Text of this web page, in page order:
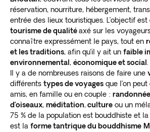
réservation, nourriture, hébergement,
entrée des lieux touristiques. L’objectif est
tourisme de qualitéaxé sur les
connaître expressément le pays, tout en
et les traditions, afin qu’il y ait un faible
environnemental , économique et social
Il y a de nombreuses raisons de faire une
différents types de voyages que l’on
amis, en famille ou en couple : randonnée
d’oiseaux, méditation, culture ou un
75 % de la population est bouddhiste et
est la forme tantrique du bouddhisme